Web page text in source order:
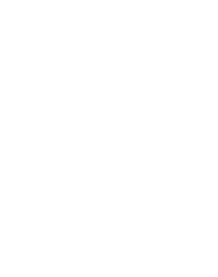
格(税抜)を提供させていただ
あることをご了承ください。
合があることをご了承くださ
のオムロン制御機器販売店・
は開示しないようお願いしま
Webメンバーズにご登録され
当社および当社の共同利用者
で利用することをご了承くだ
BBP） 1000ppm以下、フタル酸ジブチ
。
す。
ェニルエーテル類) : 1000ppm、
チルベンジル) : 1000ppm、
な影響を及ぼさない年数を意
品（以下｢規制貨物等」とい
は役務取引許可)を取得する
他武器並びにこれらの製造装